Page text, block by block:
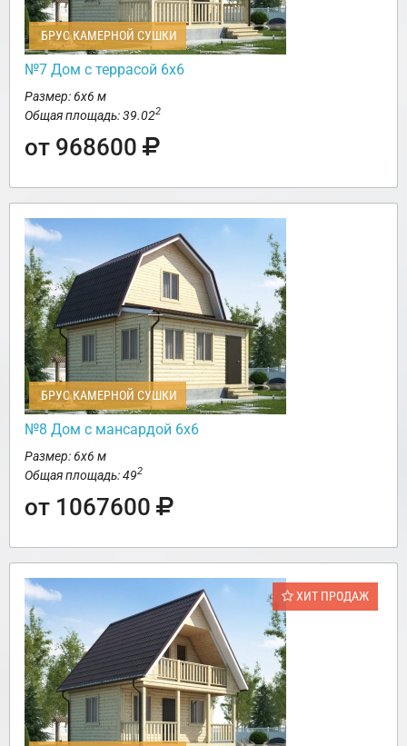
БРУС КАМЕРНОЙ СУШКИ
№7 Дом с террасой 6х6
Размер: 6х6 м
Общая площадь: 39.022
от 968600
БРУС КАМЕРНОЙ СУШКИ
№8 Дом с мансардой 6х6
Размер: 6х6 м
Общая площадь: 492
от 1067600
ХИТ ПРОДАЖ